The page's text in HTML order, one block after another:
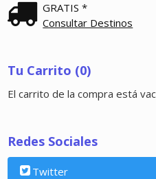
GRATIS *
Consultar Destinos
Tu Carrito (0)
El carrito de la compra está
Redes Sociales
Twitter